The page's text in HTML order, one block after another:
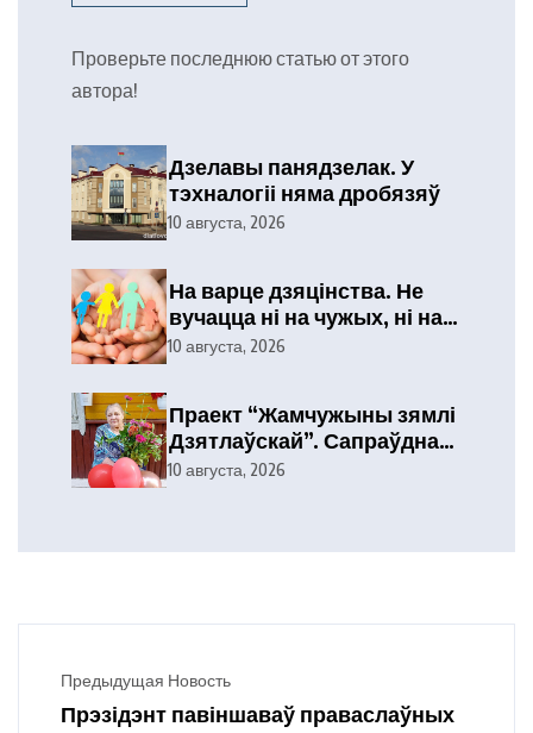
Проверьте последнюю статью от этого
автора!
Дзелавы панядзелак. У
тэхналогіі няма дробязяў
10 августа, 2026
На варце дзяцінства. Не
вучацца ні на чужых, ні на
сваіх памылках
10 августа, 2026
Праект “Жамчужыны зямлі
Дзятлаўскай”. Сапраўднае
багацце жыцця
10 августа, 2026
Предыдущая Новость
Прэзідэнт павіншаваў праваслаўных